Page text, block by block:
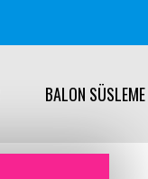
BALON SÜSLEME